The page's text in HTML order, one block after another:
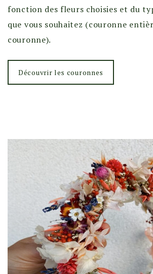
fonction des fleurs choisies et du
que vous souhaitez (couronne
couronne).
Découvrir les couronnes